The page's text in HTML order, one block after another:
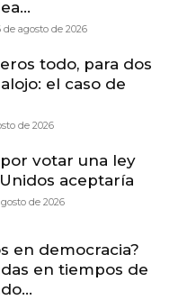
de agosto de 2026
todo, para dos
el caso de
de 2026
votar una ley
aceptaría
de 2026
en democracia?
en tiempos de